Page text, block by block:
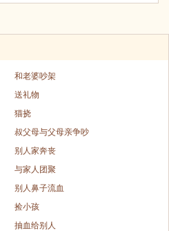
和老婆吵架
送礼物
猫挠
叔父母与父母亲争吵
别人家奔丧
与家人团聚
别人鼻子流血
捡小孩
抽血给别人